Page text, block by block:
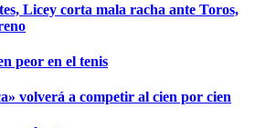
Licey corta mala racha ante Toros,
peor en el tenis
volverá a competir al cien por cien